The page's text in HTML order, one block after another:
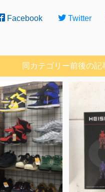
Facebook Twitter
同カテゴリー前後の記